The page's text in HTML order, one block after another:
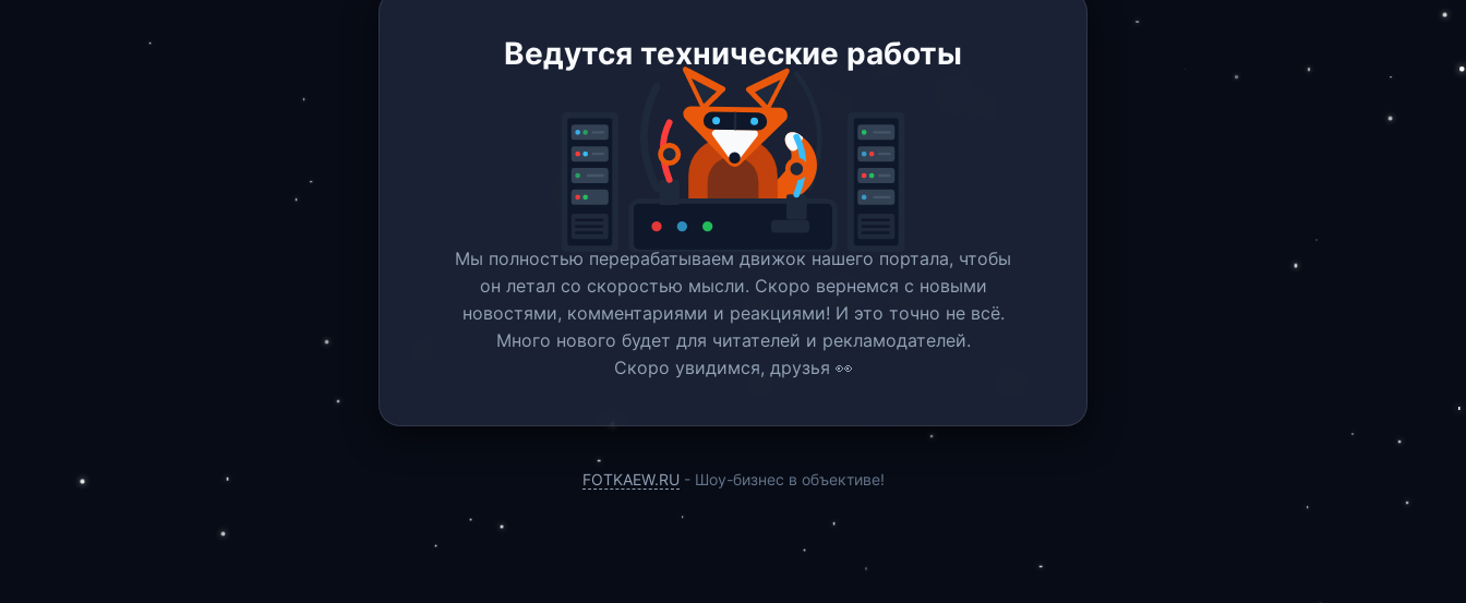
Ведутся технические работы
Мы полностью перерабатываем движок нашего портала, чтобы
он летал со скоростью мысли. Скоро вернемся c новыми
новостями, комментариями и реакциями! И это точно не всё.
Много нового будет для читателей и рекламодателей.
Скоро увидимся, друзья 👀
FOTKAEW.RU - Шоу-бизнес в объективе!